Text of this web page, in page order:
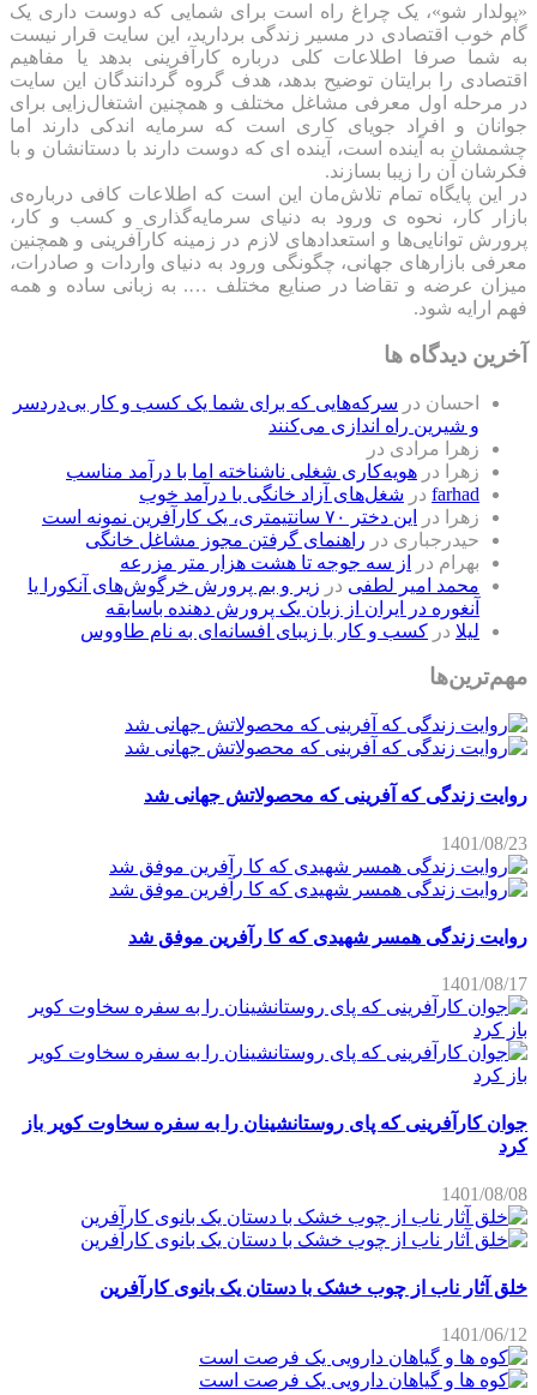
«پولدار شو»، یک چراغ راه است برای شمایی که دوست داری یک
گام خوب اقتصادی در مسیر زندگی بردارید، این سایت قرار نیست
به شما صرفا اطلاعات کلی درباره کارآفرینی بدهد یا مفاهیم
اقتصادی را برایتان توضیح بدهد، هدف گروه گردانندگان این سایت
در مرحله اول معرفی مشاغل مختلف و همچنین اشتغال‌زایی برای
جوانان و افراد جویای کاری است که سرمایه اندکی دارند اما
چشمشان به آینده است، آینده ای که دوست دارند با دستانشان و با
فکرشان آن را زیبا بسازند.
در این پایگاه تمام تلاش‌مان این است که ‌اطلاعات کافی درباره‌ی
بازار کار، نحوه ی ورود به دنیای سرمایه‌گذاری و کسب و کار،
پرورش توانایی‌ها و استعدادهای لازم در زمینه کارآفرینی و همچنین
معرفی بازارهای جهانی، چگونگی ورود به دنیای واردات و صادرات،
میزان عرضه و تقاضا در صنایع مختلف …. به زبانی ساده و همه
فهم ارایه شود.
آخرین دیدگاه ها
احسان در سرکه‌هایی که برای شما یک کسب و کار بی‌دردسر
و شیرین راه اندازی می‌کنند
زهرا مرادی در
زهرا
در هویه‌کاری شغلی ناشناخته اما با درآمد مناسب
farhad در شغل‌های آزاد خانگی با درآمد خوب
زهرا
در
این دختر ۷۰ سانتیمتری، یک کارآفرین نمونه است
حیدرجباری در راهنمای گرفتن مجوز مشاغل خانگی
بهرام در
از سه جوجه تا هشت هزار متر مزرعه
محمد امیر لطفی در زیر و بم پرورش خرگوش‌های آنکورا یا
آنغوره در ایران از زبان یک پرورش دهنده باسابقه
لیلا در کسب و کار با زیبای افسانه‌ای به نام طاووس
مهم‌ترین‌ها
روایت زندگی که آفرینی که محصولاتش جهانی شد
1401/08/23
روایت زندگی همسر شهیدی که کا رآفرین موفق شد
1401/08/17
جوان کارآفرینی که پای روستانشینان را به سفره سخاوت کویر باز
کرد
1401/08/08
خلق آثار ناب از چوب خشک با دستان یک بانوی کارآفرین
1401/06/12